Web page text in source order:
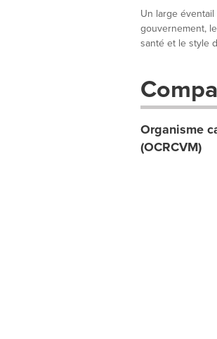
Un large
gouvernement,
santé et le style
Organisme
(OCRCVM)